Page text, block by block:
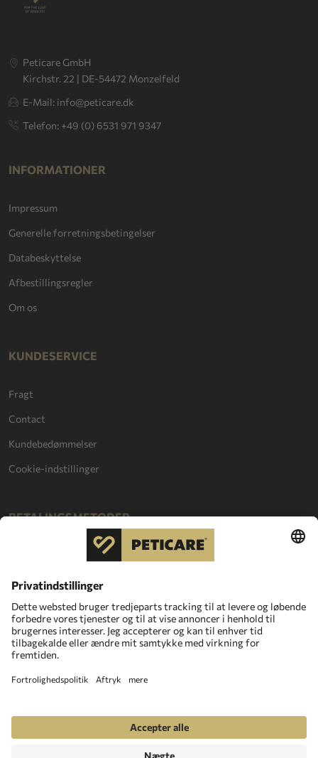
Peticare GmbH
Kirchstr. 22 | DE-54472 Monzelfeld
E-Mail: info@peticare.dk
Telefon: +49 (0) 6531 971 9347
INFORMATIONER
Impressum
Generelle forretningsbetingelser
Databeskyttelse
Afbestillingsregler
Om os
KUNDESERVICE
Fragt
Contact
Kundebedømmelser
Cookie-indstillinger
BETALINGSMETODER